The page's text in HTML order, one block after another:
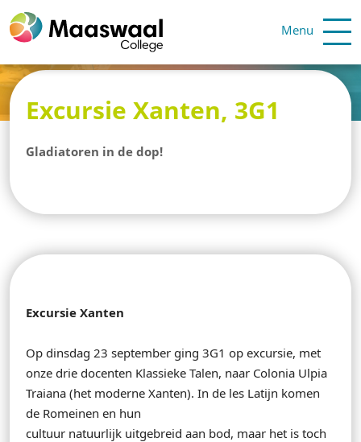
Menu
Excursie Xanten, 3G1
Gladiatoren in de dop!
Excursie Xanten
Op dinsdag 23 september ging 3G1 op excursie, met
onze drie docenten Klassieke Talen, naar Colonia Ulpia
Traiana (het moderne Xanten). In de les Latijn komen
de Romeinen en hun
cultuur natuurlijk uitgebreid aan bod, maar het is toch